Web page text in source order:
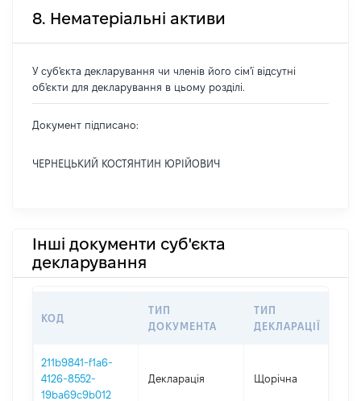
8. Нематеріальні активи
У суб'єкта декларування чи членів його сім'ї відсутні
об'єкти для декларування в цьому розділі.
Документ підписано:
ЧЕРНЕЦЬКИЙ КОСТЯНТИН ЮРІЙОВИЧ
Інші документи суб'єкта
декларування
КОД
ТИП
ДОКУМЕНТА
ТИП
ДЕКЛАРАЦІЇ
211b9841-f1a6-
4126-8552-
19ba69c9b012
Декларація Щорічна